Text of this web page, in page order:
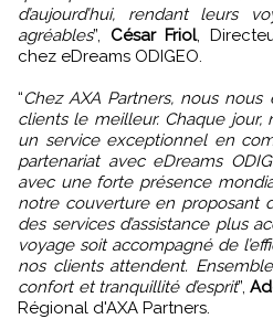
d’aujourd’hui, rendant leurs
agréables”, César Friol,
chez eDreams ODIGEO.
“Chez AXA Partners, nous
clients le meilleur. Chaque jour,
un service exceptionnel en
partenariat avec eDreams
avec une forte présence
notre couverture en proposant
des services d’assistance plus
voyage soit accompagné de
nos clients attendent.
confort et tranquillité d’esprit”,
Régional d'AXA Partners.